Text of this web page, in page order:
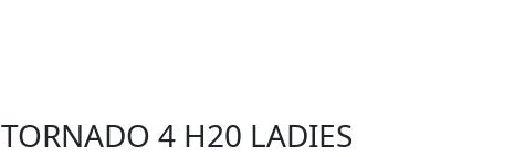
4 H20 LADIES